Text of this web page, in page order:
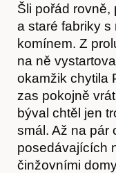
Šli pořád rovně,
a staré fabriky
komínem. Z
na ně
okamžik chytila
zas pokojně
býval chtěl jen
smál. Až na pár
posedávajících
činžovními